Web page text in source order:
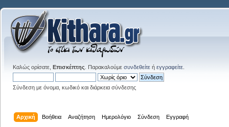
Καλώς ορίσατε, Επισκέπτης . Παρακαλούμε συνδεθείτε ή εγγραφείτε
Σύνδεση με όνομα, κωδικό και διάρκεια σύνδεσης
Αρχική Βοήθεια Αναζήτηση Ημερολόγιο Σύνδεση Εγγραφή